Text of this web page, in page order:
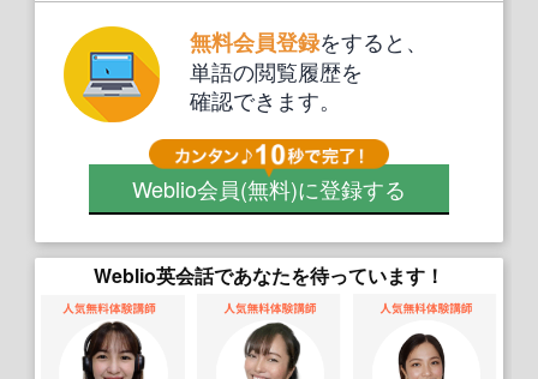
無料会員登録をすると、
単語の閲覧履歴を
確認できます。
Weblio会員(無料)に登録する
Weblio英会話であなたを待っています！